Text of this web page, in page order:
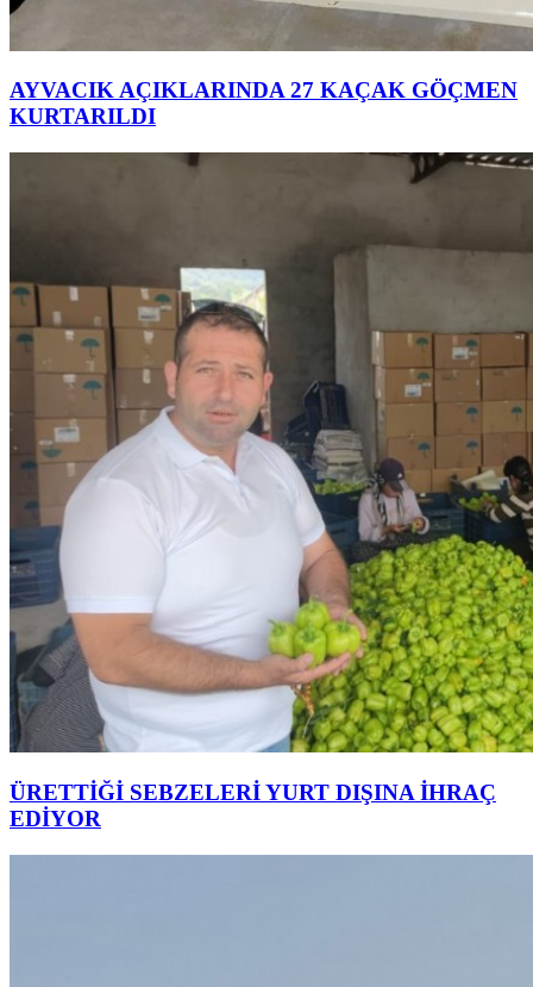
AYVACIK AÇIKLARINDA 27 KAÇAK GÖÇMEN
KURTARILDI
ÜRETTİĞİ SEBZELERİ YURT DIŞINA İHRAÇ
EDİYOR